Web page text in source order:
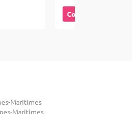
Contacter
Maritimes
Maritimes